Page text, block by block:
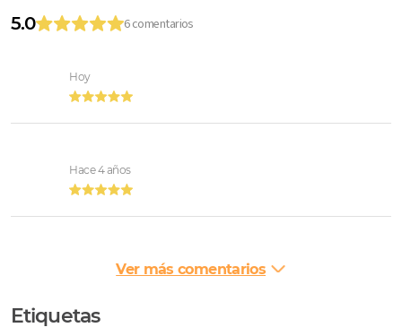
5.0
6 comentarios
Hoy
Hace 4 años
Ver más comentarios
Etiquetas